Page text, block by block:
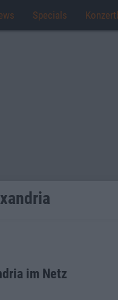
Specials
im Netz